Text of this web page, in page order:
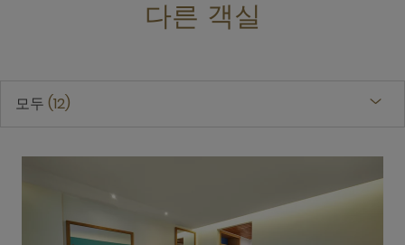
다른 객실
모두 12